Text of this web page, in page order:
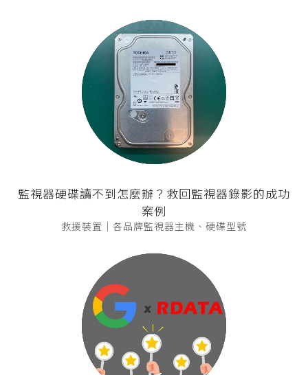
監視器硬碟讀不到怎麼辦？救回監視器錄影的成功
案例
救援裝置｜各品牌監視器主機、硬碟型號